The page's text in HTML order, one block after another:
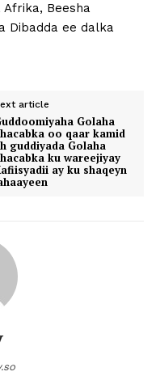
Afrika, Beesha
Dibadda ee dalka
article
Golaha
oo qaar kamid
guddiyada Golaha
ku wareejiyay
ay ku shaqeyn